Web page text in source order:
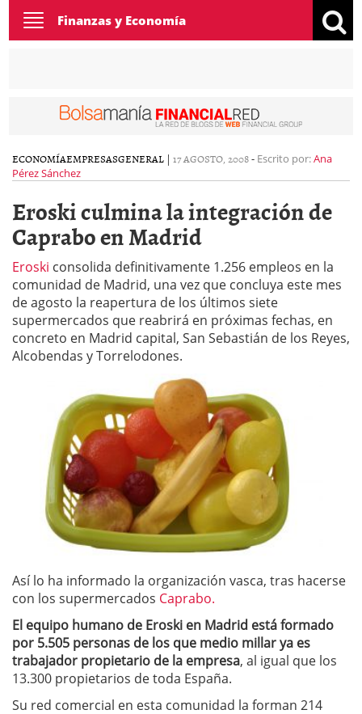
Toggle
navigation
Finanzas y Economía
ECONOMÍAEMPRESASGENERAL | 17 AGOSTO, 2008- Escrito por:Ana
Pérez Sánchez
Eroski culmina la integración de
Caprabo en Madrid
Eroski consolida definitivamente 1.256 empleos en la
comunidad de Madrid, una vez que concluya este mes
de agosto la reapertura de los últimos siete
supermercados que reabrirá en próximas fechas, en
concreto en Madrid capital, San Sebastián de los Reyes,
Alcobendas y Torrelodones.
Así lo ha informado la organización vasca, tras hacerse
con los supermercados Caprabo.
El equipo humano de Eroski en Madrid está formado
por 5.505 personas de los que medio millar ya es
trabajador propietario de la empresa, al igual que los
13.300 propietarios de toda España.
Su red comercial en esta comunidad la forman 214